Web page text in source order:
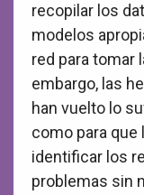
recopilar los
modelos
red para tomar
embargo, las
han vuelto lo
como para
identificar los
problemas sin